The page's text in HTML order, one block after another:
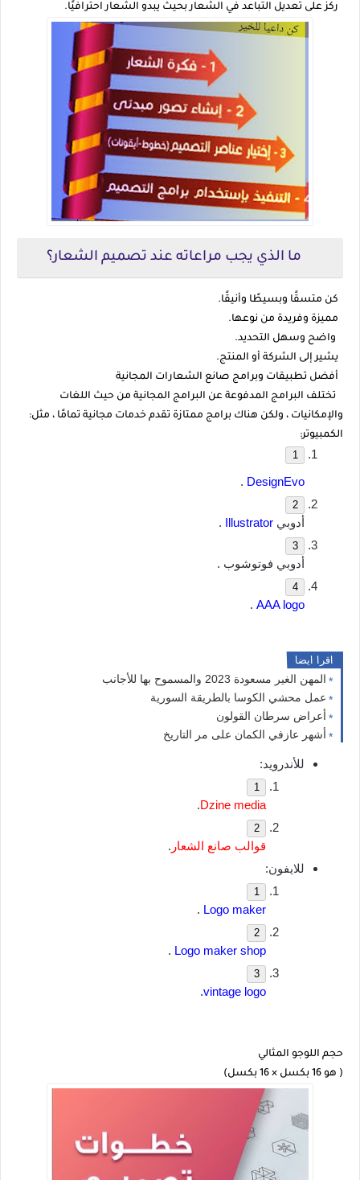
ركز على تعديل التباعد في الشعار بحيث يبدو الشعار احترافيًا.
ما الذي يجب مراعاته عند تصميم الشعار؟
كن متسقًا وبسيطًا وأنيقًا.
مميزة وفريدة من نوعها.
واضح وسهل التحديد.
يشير إلى الشركة أو المنتج.
أفضل تطبيقات وبرامج صانع الشعارات المجانية
تختلف البرامج المدفوعة عن البرامج المجانية من حيث اللغات
والإمكانيات ، ولكن هناك برامج ممتازة تقدم خدمات مجانية تمامًا ، مثل:
الكمبيوتر:
DesignEvo
.
أدوبي Illustrator
.
أدوبي فوتوشوب .
AAA logo
.
اقرا ايضا
المهن الغير مسعودة 2023 والمسموح بها للأجانب
عمل محشي الكوسا بالطريقة السورية
أعراض سرطان القولون
أشهر عازفي الكمان على مر التاريخ
للأندرويد:
Dzine media
.
قوالب صانع الشعار .
للايفون:
Logo maker
.
Logo maker shop
.
vintage logo.
حجم اللوجو المثالي
( هو 16 بكسل × 16 بكسل)